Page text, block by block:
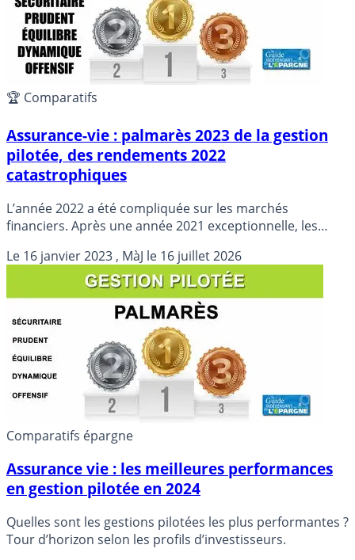
🏆 Comparatifs
Assurance-vie : palmarès 2023 de la gestion
pilotée, des rendements 2022
catastrophiques
L’année 2022 a été compliquée sur les marchés
financiers. Après une année 2021 exceptionnelle, les
dans le rouge, parfois même dans le rouge vif.
Le 16 janvier 2023 , MàJ le 16 juillet 2026
Comparatifs épargne
Assurance vie : les meilleures performances
en gestion pilotée en 2024
Quelles sont les gestions pilotées les plus performantes ?
Tour d’horizon selon les profils d’investisseurs.